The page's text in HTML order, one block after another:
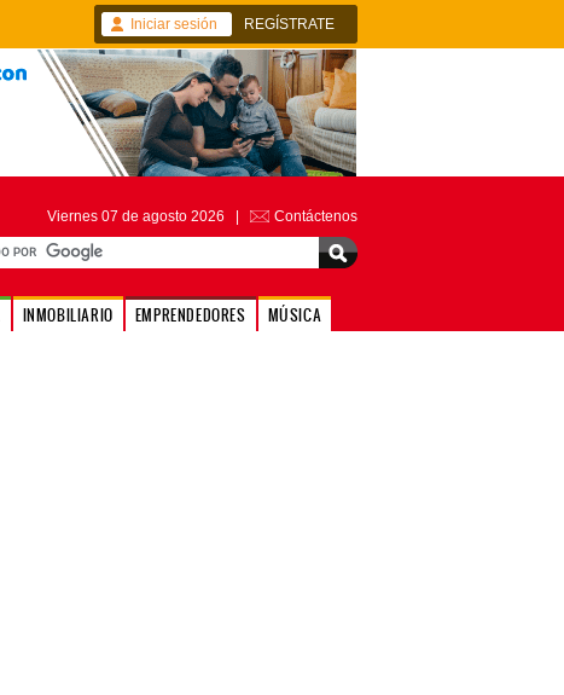
Iniciar sesión REGÍSTRATE
Viernes 07 de agosto 2026 | Contáctenos
INMOBILIARIO EMPRENDEDORES MÚSICA